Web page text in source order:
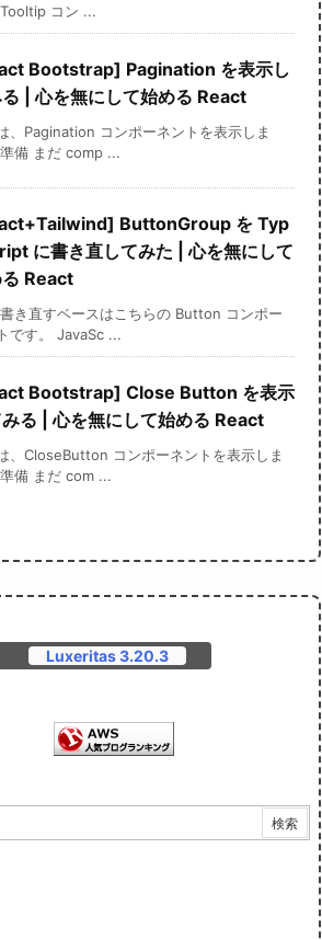
コン ...
Bootstrap] Pagination を表示し
| 心を無にして始める React
、Pagination コンポーネントを表示しま
備 まだ comp ...
ButtonGroup を Typ
に書き直してみた | 心を無にして
React
き直すベースはこちらの Button コンポー
です。 JavaSc ...
Bootstrap] Close Button を表示
みる | 心を無にして始める React
、CloseButton コンポーネントを表示しま
備 まだ com ...
Luxeritas 3.20.3